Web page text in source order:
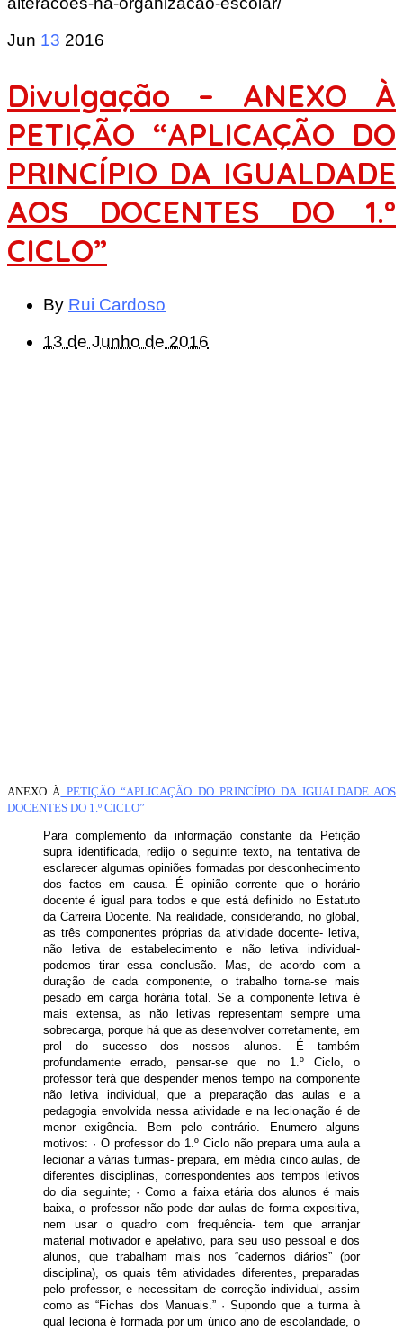
Jun 13 2016
Divulgação – ANEXO À
PETIÇÃO “APLICAÇÃO DO
PRINCÍPIO DA IGUALDADE
AOS DOCENTES DO 1.º
CICLO”
By Rui Cardoso
13 de Junho de 2016
ANEXO ÀPETIÇÃO “APLICAÇÃO DO PRINCÍPIO DA IGUALDADE AOS
DOCENTES DO 1.º CICLO”
Para complemento da informação constante da Petição
supra identificada, redijo o seguinte texto, na tentativa de
esclarecer algumas opiniões formadas por desconhecimento
dos factos em causa. É opinião corrente que o horário
docente é igual para todos e que está definido no Estatuto
da Carreira Docente. Na realidade, considerando, no global,
as três componentes próprias da atividade docente- letiva,
não letiva de estabelecimento e não letiva individual-
podemos tirar essa conclusão. Mas, de acordo com a
duração de cada componente, o trabalho torna-se mais
pesado em carga horária total. Se a componente letiva é
mais extensa, as não letivas representam sempre uma
sobrecarga, porque há que as desenvolver corretamente, em
prol do sucesso dos nossos alunos. É também
profundamente errado, pensar-se que no 1.º Ciclo, o
professor terá que despender menos tempo na componente
não letiva individual, que a preparação das aulas e a
pedagogia envolvida nessa atividade e na lecionação é de
menor exigência.
Bem pelo contrário. Enumero alguns
motivos: · O professor do 1.º Ciclo não prepara uma aula a
lecionar a várias turmas- prepara, em média cinco aulas, de
diferentes disciplinas, correspondentes aos tempos letivos
do dia seguinte; · Como a faixa etária dos alunos é mais
baixa, o professor não pode dar aulas de forma expositiva,
nem usar o quadro com frequência- tem que arranjar
material motivador e apelativo, para seu uso pessoal e dos
alunos, que trabalham mais nos “cadernos diários” (por
disciplina), os quais têm atividades diferentes, preparadas
pelo professor, e necessitam de correção individual , assim
como as “Fichas dos Manuais.” · Supondo que a turma à
qual leciona é formada por um único ano de escolaridade, o